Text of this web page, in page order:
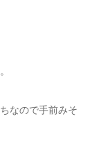
なので手前みそ